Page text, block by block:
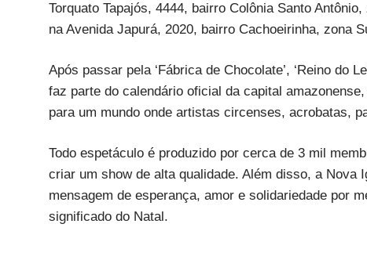
Torquato Tapajós, 4444, bairro Colônia Santo
na Avenida Japurá, 2020, bairro Cachoeirinha, zona
Após passar pela ‘Fábrica de Chocolate’, ‘Reino do
faz parte do calendário oficial da capital
para um mundo onde artistas circenses, acrobatas,
Todo espetáculo é produzido por cerca de 3 mil
criar um show de alta qualidade. Além disso, a Nova
mensagem de esperança, amor e solidariedade por
significado do Natal.